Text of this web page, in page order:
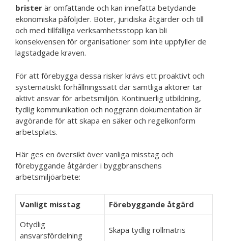
brister är omfattande och kan innefatta betydande
ekonomiska påföljder. Böter, juridiska åtgärder och till
och med tillfälliga verksamhetsstopp kan bli
konsekvensen för organisationer som inte uppfyller de
lagstadgade kraven.
För att förebygga dessa risker krävs ett proaktivt och
systematiskt förhållningssätt där samtliga aktörer tar
aktivt ansvar för arbetsmiljön. Kontinuerlig utbildning,
tydlig kommunikation och noggrann dokumentation är
avgörande för att skapa en säker och regelkonform
arbetsplats.
Här ges en översikt över vanliga misstag och
förebyggande åtgärder i byggbranschens
arbetsmiljöarbete:
Vanligt misstag
Förebyggande åtgärd
Otydlig
ansvarsfördelning
Skapa tydlig rollmatris